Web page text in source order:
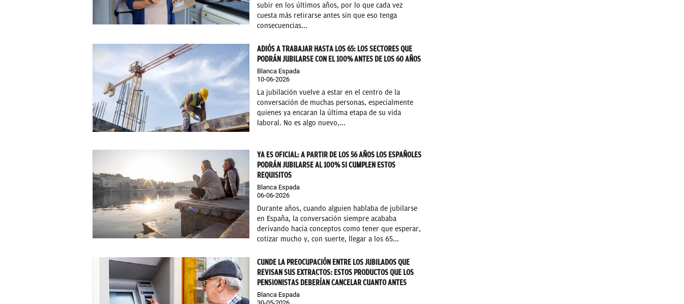
subir en los últimos años, por lo que cada vez
cuesta más retirarse antes sin que eso tenga
consecuencias...
ADIÓS A TRABAJAR HASTA LOS 65: LOS SECTORES QUE
PODRÁN JUBILARSE CON EL 100% ANTES DE LOS 60 AÑOS
Blanca Espada
10-06-2026
La jubilación vuelve a estar en el centro de la
conversación de muchas personas, especialmente
quienes ya encaran la última etapa de su vida
laboral. No es algo nuevo,...
YA ES OFICIAL: A PARTIR DE LOS 56 AÑOS LOS ESPAÑOLES
PODRÁN JUBILARSE AL 100% SI CUMPLEN ESTOS
REQUISITOS
Blanca Espada
06-06-2026
Durante años, cuando alguien hablaba de jubilarse
en España, la conversación siempre acababa
derivando hacia conceptos como tener que esperar,
cotizar mucho y, con suerte, llegar a los 65...
CUNDE LA PREOCUPACIÓN ENTRE LOS JUBILADOS QUE
REVISAN SUS EXTRACTOS: ESTOS PRODUCTOS QUE LOS
PENSIONISTAS DEBERÍAN CANCELAR CUANTO ANTES
Blanca Espada